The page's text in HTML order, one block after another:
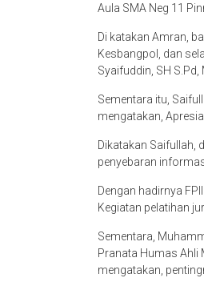
Aula SMA Neg 11
Di katakan Amran,
Kesbangpol, dan
Syaifuddin, SH S.Pd,
Sementara itu,
mengatakan,
Dikatakan Saifullah,
penyebaran
Dengan hadirnya
Kegiatan pelatihan
Sementara,
Pranata Humas Ahli
mengatakan,